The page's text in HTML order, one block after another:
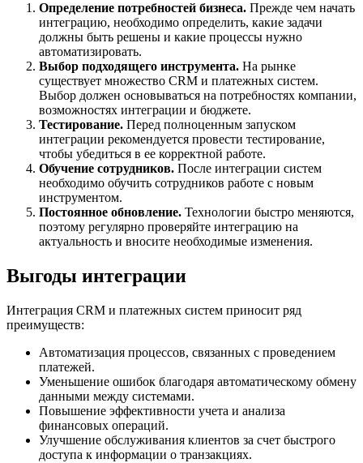
Определение потребностей бизнеса. Прежде чем начать
интеграцию, необходимо определить, какие задачи
должны быть решены и какие процессы нужно
автоматизировать.
Выбор подходящего инструмента. На рынке
существует множество CRM и платежных систем.
Выбор должен основываться на потребностях компании,
возможностях интеграции и бюджете.
Тестирование. Перед полноценным запуском
интеграции рекомендуется провести тестирование,
чтобы убедиться в ее корректной работе.
Обучение сотрудников. После интеграции систем
необходимо обучить сотрудников работе с новым
инструментом.
Постоянное обновление. Технологии быстро меняются,
поэтому регулярно проверяйте интеграцию на
актуальность и вносите необходимые изменения.
Выгоды интеграции
Интеграция CRM и платежных систем приносит ряд
преимуществ:
Автоматизация процессов, связанных с проведением
платежей.
Уменьшение ошибок благодаря автоматическому обмену
данными между системами.
Повышение эффективности учета и анализа
финансовых операций.
Улучшение обслуживания клиентов за счет быстрого
доступа к информации о транзакциях.